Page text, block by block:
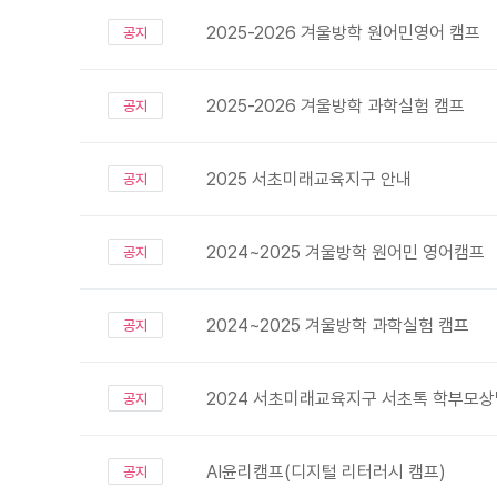
공지 2025-2026 겨울방학 원어민영어 캠프
공지 2025-2026 겨울방학 과학실험 캠프
공지 2025 서초미래교육지구 안내
공지 2024~2025 겨울방학 원어민 영어캠프
공지 2024~2025 겨울방학 과학실험 캠프
공지 2024 서초미래교육지구 서초톡 학부모
공지 AI윤리캠프(디지털 리터러시 캠프)